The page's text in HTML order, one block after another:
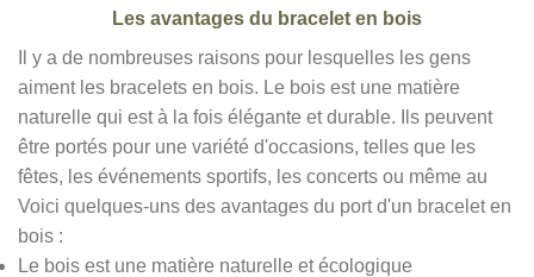
Les avantages du bracelet en bois
Il y a de nombreuses raisons pour lesquelles les gens
aiment les bracelets en bois. Le bois est une matière
naturelle qui est à la fois élégante et durable. Ils peuvent
être portés pour une variété d'occasions, telles que les
fêtes, les événements sportifs, les concerts ou même au
Voici quelques-uns des avantages du port d'un bracelet en
bois :
Le bois est une matière naturelle et écologique